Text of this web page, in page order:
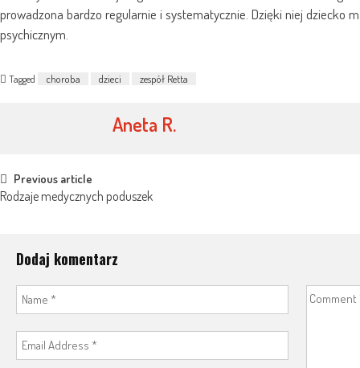
prowadzona bardzo regularnie i systematycznie. Dzięki niej dziecko
psychicznym.
Tagged choroba dzieci zespół Retta
Aneta R.
Post
navigation
Previous article
Rodzaje medycznych poduszek
Dodaj komentarz